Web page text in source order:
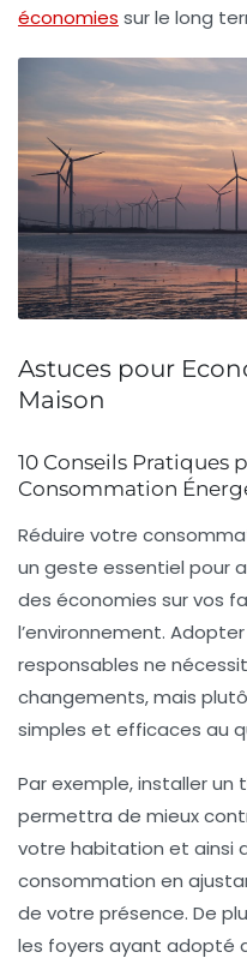
économies sur le long
Astuces pour
Maison
10 Conseils Pratiques
Consommation
Réduire votre
un geste essentiel pour
des économies sur vos
l’environnement.
responsables ne
changements, mais
simples et efficaces au
Par exemple, installer un
permettra de mieux
votre habitation et ainsi
consommation en
de votre présence. De
les foyers ayant adopté